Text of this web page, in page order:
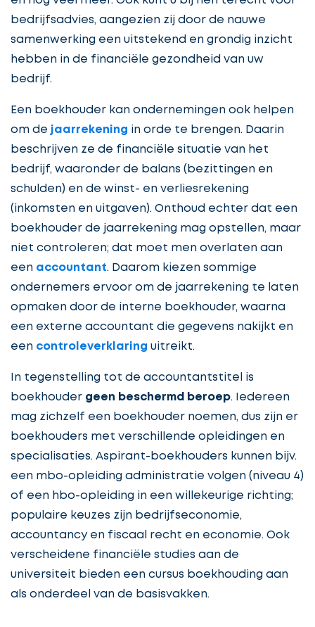
bedrijfsadvies, aangezien zij door de nauwe
samenwerking een uitstekend en grondig inzicht
hebben in de financiële gezondheid van uw
bedrijf.
Een boekhouder kan ondernemingen ook helpen
om de jaarrekening in orde te brengen. Daarin
beschrijven ze de financiële situatie van het
bedrijf, waaronder de balans (bezittingen en
schulden) en de winst- en verliesrekening
(inkomsten en uitgaven). Onthoud echter dat een
boekhouder de jaarrekening mag opstellen, maar
niet controleren; dat moet men overlaten aan
een accountant. Daarom kiezen sommige
ondernemers ervoor om de jaarrekening te laten
opmaken door de interne boekhouder, waarna
een externe accountant die gegevens nakijkt en
een controleverklaring uitreikt.
In tegenstelling tot de accountantstitel is
boekhouder geen beschermd beroep. Iedereen
mag zichzelf een boekhouder noemen, dus zijn er
boekhouders met verschillende opleidingen en
specialisaties. Aspirant-boekhouders kunnen bijv.
een mbo-opleiding administratie volgen (niveau 4)
of een hbo-opleiding in een willekeurige richting;
populaire keuzes zijn bedrijfseconomie,
accountancy en fiscaal recht en economie. Ook
verscheidene financiële studies aan de
universiteit bieden een cursus boekhouding aan
als onderdeel van de basisvakken.